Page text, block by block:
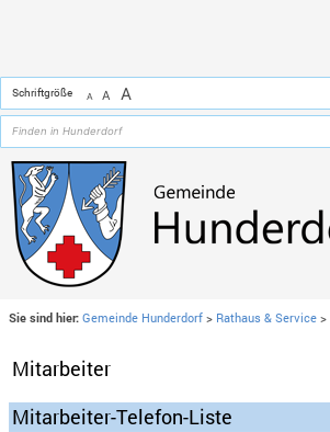
Schriftgröße A A A
Sie sind hier: Gemeinde Hunderdorf > Rathaus & Service >
Mitarbeiter
Mitarbeiter-Telefon-Liste